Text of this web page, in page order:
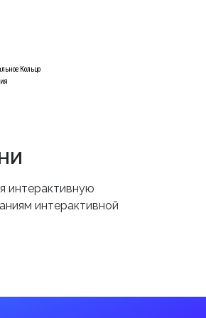
Кольцо
интерактивную
интерактивной